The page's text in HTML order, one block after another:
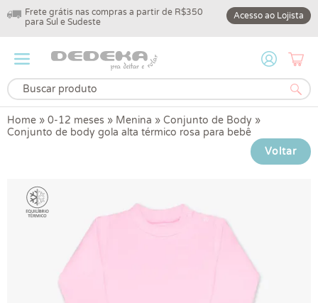
Frete grátis nas compras a partir de R$350
para Sul e Sudeste
10% off na
DEDEKA10
Acesso ao Lojista
Home » 0-12 meses » Menina » Conjunto de Body »
Conjunto de body gola alta térmico rosa para bebê
Voltar